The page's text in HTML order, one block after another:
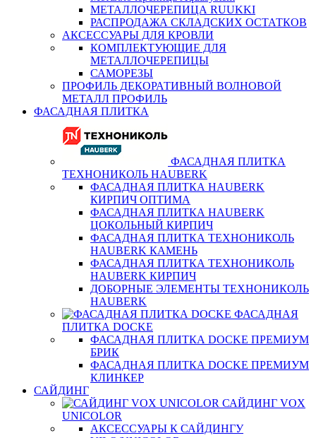
МЕТАЛЛОЧЕРЕПИЦА RUUKKI
РАСПРОДАЖА СКЛАДСКИХ ОСТАТКОВ
АКСЕССУАРЫ ДЛЯ КРОВЛИ
КОМПЛЕКТУЮЩИЕ ДЛЯ
МЕТАЛЛОЧЕРЕПИЦЫ
САМОРЕЗЫ
ПРОФИЛЬ ДЕКОРАТИВНЫЙ ВОЛНОВОЙ
МЕТАЛЛ ПРОФИЛЬ
ФАСАДНАЯ ПЛИТКА
ФАСАДНАЯ ПЛИТКА
ТЕХНОНИКОЛЬ HAUBERK
ФАСАДНАЯ ПЛИТКА HAUBERK
КИРПИЧ ОПТИМА
ФАСАДНАЯ ПЛИТКА HAUBERK
ЦОКОЛЬНЫЙ КИРПИЧ
ФАСАДНАЯ ПЛИТКА ТЕХНОНИКОЛЬ
HAUBERK КАМЕНЬ
ФАСАДНАЯ ПЛИТКА ТЕХНОНИКОЛЬ
HAUBERK КИРПИЧ
ДОБОРНЫЕ ЭЛЕМЕНТЫ ТЕХНОНИКОЛЬ
HAUBERK
ФАСАДНАЯ
ПЛИТКА DOCKE
ФАСАДНАЯ ПЛИТКА DOCKE ПРЕМИУМ
БРИК
ФАСАДНАЯ ПЛИТКА DOCKE ПРЕМИУМ
КЛИНКЕР
САЙДИНГ
САЙДИНГ VOX
UNICOLOR
АКСЕССУАРЫ К САЙДИНГУ